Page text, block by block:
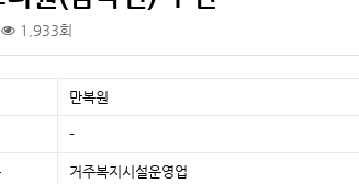
1,933회
만복원
-
거주복지시설운영업